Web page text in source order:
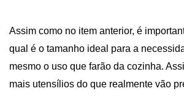
Assim como no item anterior, é
qual é o tamanho ideal para a
mesmo o uso que farão da cozinha.
mais utensílios do que realmente vão